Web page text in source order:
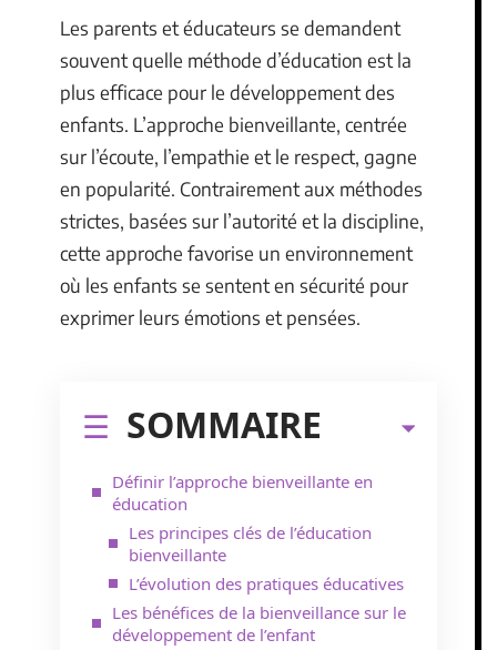
Les parents et éducateurs se demandent
souvent quelle méthode d’éducation est la
plus efficace pour le développement des
enfants. L’approche bienveillante, centrée
sur l’écoute, l’empathie et le respect, gagne
en popularité. Contrairement aux méthodes
strictes, basées sur l’autorité et la discipline,
cette approche favorise un environnement
où les enfants se sentent en sécurité pour
exprimer leurs émotions et pensées.
SOMMAIRE
Définir l’approche bienveillante en
éducation
Les principes clés de l’éducation
bienveillante
L’évolution des pratiques éducatives
Les bénéfices de la bienveillance sur le
développement de l’enfant